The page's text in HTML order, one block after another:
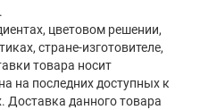
цветовом решении,
стране-изготовителе,
товара носит
на последних доступных к
Доставка данного товара